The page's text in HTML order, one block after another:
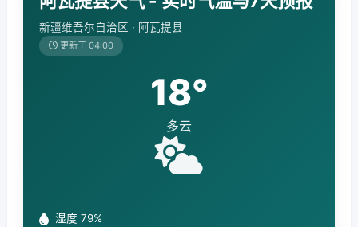
新疆维吾尔自治区 · 阿瓦提县
更新于 04:00
18°
多云
湿度 79%